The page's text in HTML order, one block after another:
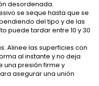
desordenada.
se seque hasta que se
del tipo y de las
puede tardar entre 10 y 30
Alinee las superficies con
al instante y no deja
una presión firme y
asegurar una unión